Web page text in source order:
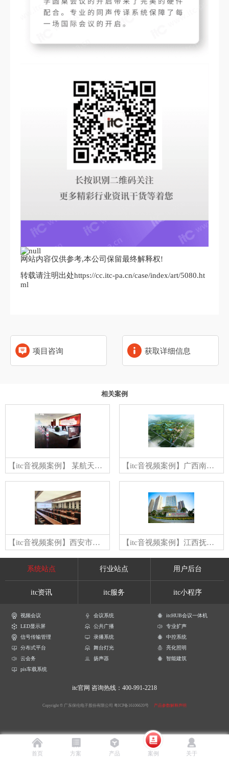
网站内容仅供参考,本公司保留最终解释权!
转载请注明出处https://cc.itc-pa.cn/case/index/art/5080.ht
ml
项目咨询 获取详细信息
相关案例
【itc音视频案例】 某航天集团公司会议室 【itc音视频案例】广西南宁园博园
【itc音视频案例】西安市长安区政府 【itc音视频案例】江西抚州凤凰开元名都国际大酒店
系统站点 行业站点 用户后台
itc资讯 itc服务 itc小程序
视频会议 会议系统
itcHUB会议一体机
LED显示屏
公共广播
专业扩声
信号传输管理
录播系统
中控系统
分布式平台
舞台灯光
亮化照明
云会务
扬声器
智能建筑
pis车载系统
itc官网 咨询热线：400-991-2218
Copyright © 广东保伦电子股份有限公司 粤ICP备16106620号 产品参数解释声明
首页 方案 产品 案例 关于